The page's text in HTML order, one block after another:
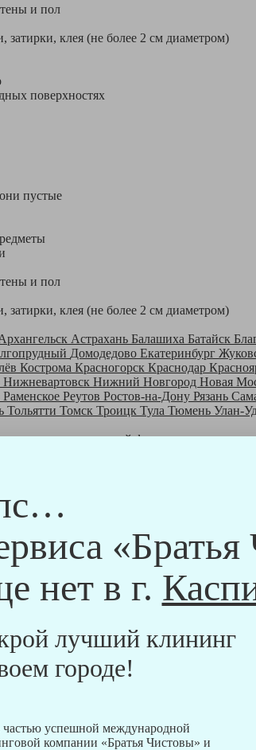
нет в г.
лучший клининг
городе!
частью успешной международной
компании «Братья Чистовы» и
и пол
клея (не более 2 см диаметром)
поверхностях
пустые
и пол
клея (не более 2 см диаметром)
Астрахань Балашиха Батайск
Домодедово Екатеринбург
Кострома Красногорск Краснодар
Нижневартовск Нижний Новгород Новая
Раменское Реутов Ростов-на-Дону Рязань
Тольятти Томск Троицк Тула Тюмень Улан-
своем городе понашей франшизе
обученные клинеры - русские девушки, в
аттестацию в нашем обучающем центре,
с логотипом компании "Братья Чистовы".
технических и химический средств,
марки Kiehl:
пылесос фирмы Soteco, а также